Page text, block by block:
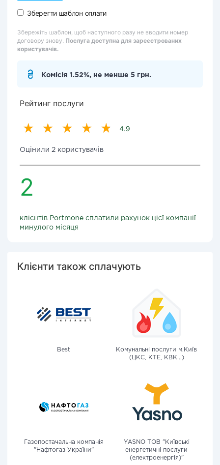
Зберегти шаблон оплати
Збережіть шаблон, щоб наступного разу не вводити номер
договору знову. Послуга доступна для зареєстрованих
користувачів.
Комісія 1.52%, не менше 5 грн.
Рейтинг послуги
4.9
Оцінили 2 користувачів
2
клієнтів Portmone сплатили рахунок цієї компанії
минулого місяця
Клієнти також сплачують
Best
Комунальні послуги м.Київ
(ЦКС, КТЕ, КВК...)
Газопостачальна компанія
"Нафтогаз України"
YASNO ТОВ "Київські
енергетичні послуги
(електроенергія)"